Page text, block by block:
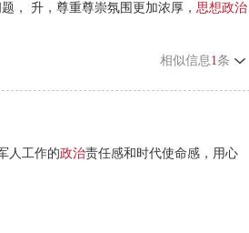
， 升，尊重尊崇氛围更加浓厚， 思想政治
相似信息1条
人工作的政治责任感和时代使命感，用心